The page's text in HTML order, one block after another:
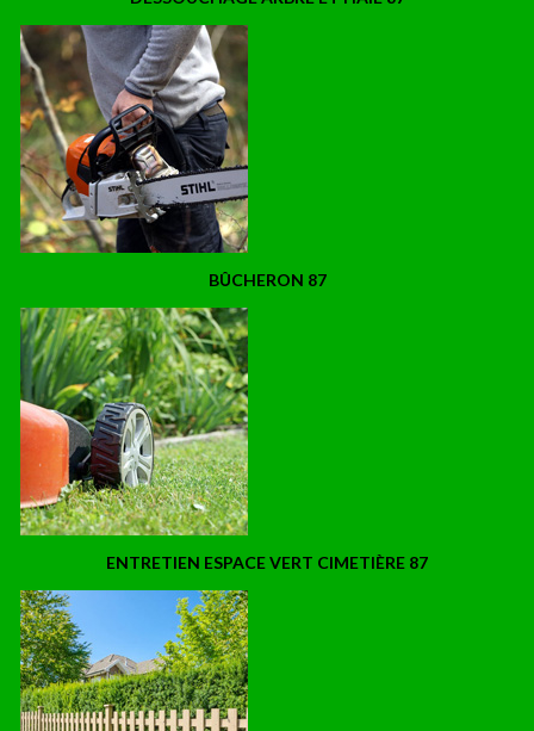
BÛCHERON 87
ENTRETIEN ESPACE VERT CIMETIÈRE 87